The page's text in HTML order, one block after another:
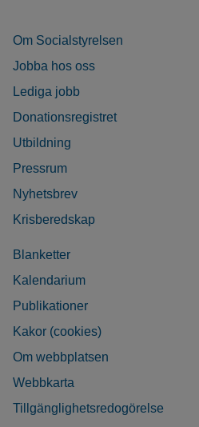
Om Socialstyrelsen
Jobba hos oss
Lediga jobb
Donationsregistret
Utbildning
Pressrum
Nyhetsbrev
Krisberedskap
Blanketter
Kalendarium
Publikationer
Kakor (cookies)
Om webbplatsen
Webbkarta
Tillgänglighetsredogörelse